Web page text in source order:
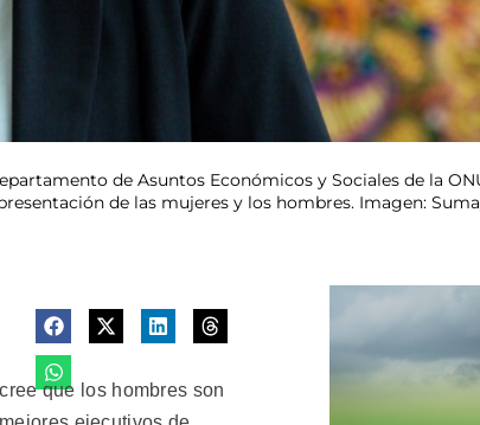
de Asuntos Económicos y Sociales de la
de las mujeres y los hombres. Imagen:
que los hombres son